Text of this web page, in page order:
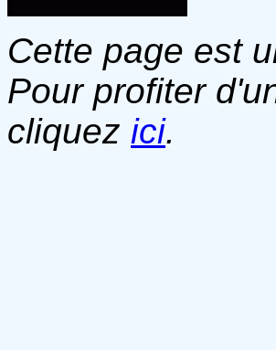
Cette page est
Pour profiter
cliquez ici.